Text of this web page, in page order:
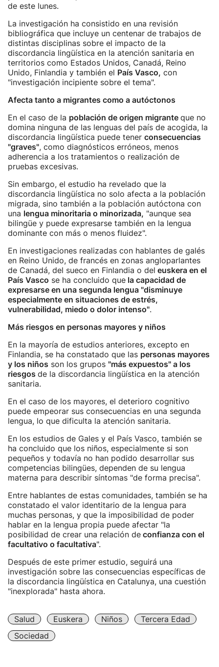
de este lunes.
La investigación ha consistido en una revisión
bibliográfica que incluye un centenar de trabajos de
distintas disciplinas sobre el impacto de la
discordancia lingüística en la atención sanitaria en
territorios como Estados Unidos, Canadá, Reino
Unido, Finlandia y también el País Vasco, con
"investigación incipiente sobre el tema".
Afecta tanto a migrantes como a autóctonos
En el caso de la población de origen migrante que no
domina ninguna de las lenguas del país de acogida, la
discordancia lingüística puede tener consecuencias
"graves", como diagnósticos erróneos, menos
adherencia a los tratamientos o realización de
pruebas excesivas.
Sin embargo, el estudio ha revelado que la
discordancia lingüística no solo afecta a la población
migrada, sino también a la población autóctona con
una lengua minoritaria o minorizada, "aunque sea
bilingüe y puede expresarse también en la lengua
dominante con más o menos fluidez".
En investigaciones realizadas con hablantes de galés
en Reino Unido, de francés en zonas angloparlantes
de Canadá, del sueco en Finlandia o del euskera en el
País Vasco se ha concluido que la capacidad de
expresarse en una segunda lengua "disminuye
especialmente en situaciones de estrés,
vulnerabilidad, miedo o dolor intenso".
Más riesgos en personas mayores y niños
En la mayoría de estudios anteriores, excepto en
Finlandia, se ha constatado que las personas mayores
y los niños son los grupos "más expuestos" a los
riesgos de la discordancia lingüística en la atención
sanitaria.
En el caso de los mayores, el deterioro cognitivo
puede empeorar sus consecuencias en una segunda
lengua, lo que dificulta la atención sanitaria.
En los estudios de Gales y el País Vasco, también se
ha concluido que los niños, especialmente si son
pequeños y todavía no han podido desarrollar sus
competencias bilingües, dependen de su lengua
materna para describir síntomas "de forma precisa".
Entre hablantes de estas comunidades, también se ha
constatado el valor identitario de la lengua para
muchas personas, y que la imposibilidad de poder
hablar en la lengua propia puede afectar "la
posibilidad de crear una relación de confianza con el
facultativo o facultativa".
Después de este primer estudio, seguirá una
investigación sobre las consecuencias específicas de
la discordancia lingüística en Catalunya, una cuestión
"inexplorada" hasta ahora.
Salud Euskera Niños
Tercera Edad
Sociedad